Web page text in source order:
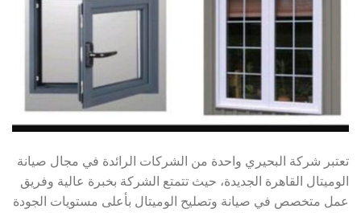
تعتبر شركة البحيري واحدة من الشركات الرائدة في مجال صيانة
الوميتال القاهرة الجديدة، حيث تتمتع الشركة بخبرة عالية وفريق
عمل متخصص في صيانة وتصليح الوميتال بأعلى مستويات الجودة